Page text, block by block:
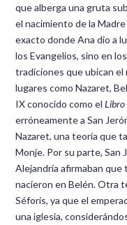
que alberga una gruta
el nacimiento de la
exacto donde Ana dio a
los Evangelios, sino en
tradiciones que ubican
lugares como Nazaret,
IX conocido como elLibro
erróneamente a San
Nazaret, una teoría que
Monje. Por su parte, San
Alejandría afirmaban que
nacieron en Belén. Otra
Séforis, ya que el
una iglesia,